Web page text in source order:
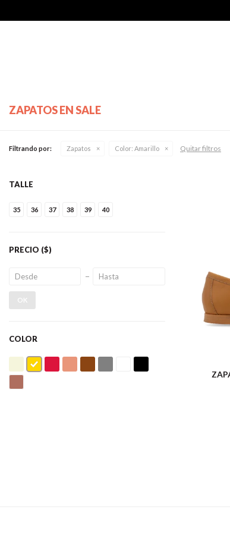
ZAPATOS EN SALE
Filtrando por: Zapatos Color: Amarillo Quitar filtros
TALLE
35 36 37 38 39 40
PRECIO ($)
OK
COLOR